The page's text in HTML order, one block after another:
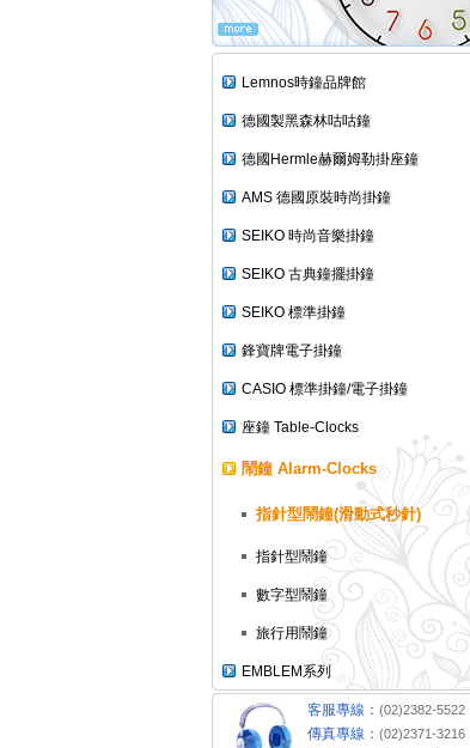
Lemnos時鐘品牌館
德國製黑森林咕咕鐘
德國Hermle赫爾姆勒掛座鐘
AMS 德國原裝時尚掛鐘
SEIKO 時尚音樂掛鐘
SEIKO 古典鐘擺掛鐘
SEIKO 標準掛鐘
鋒寶牌電子掛鐘
CASIO 標準掛鐘/電子掛鐘
座鐘 Table-Clocks
鬧鐘 Alarm-Clocks
指針型鬧鐘(滑動式秒針)
指針型鬧鐘
數字型鬧鐘
旅行用鬧鐘
EMBLEM系列
客服專線： (02)2382-5522
傳真專線： (02)2371-3216